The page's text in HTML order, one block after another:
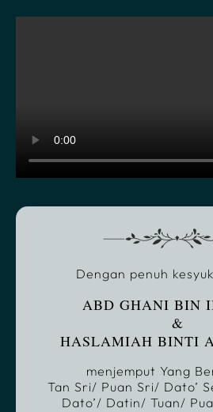
Dengan penuh
ABD GHANI BIN
&
HASLAMIAH BINTI
menjemput Yang
Tan Sri/ Puan Sri/ Dato’
Dato’/ Datin/ Tuan/